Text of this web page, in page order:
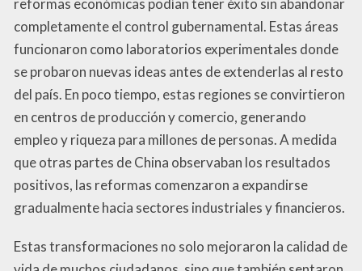
reformas económicas podían tener éxito sin abandonar
completamente el control gubernamental. Estas áreas
funcionaron como laboratorios experimentales donde
se probaron nuevas ideas antes de extenderlas al resto
del país. En poco tiempo, estas regiones se convirtieron
en centros de producción y comercio, generando
empleo y riqueza para millones de personas. A medida
que otras partes de China observaban los resultados
positivos, las reformas comenzaron a expandirse
gradualmente hacia sectores industriales y financieros.
Estas transformaciones no solo mejoraron la calidad de